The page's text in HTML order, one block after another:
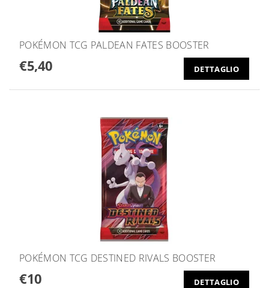
POKÉMON TCG PALDEAN FATES BOOSTER
€5,40 DETTAGLIO
POKÉMON TCG DESTINED RIVALS BOOSTER
€10 DETTAGLIO